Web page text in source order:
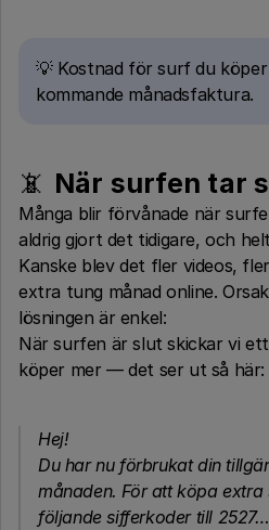
💡 Kostnad för surf du köper
kommande månadsfaktura.
📵 När surfen tar
Många blir förvånade när
aldrig gjort det tidigare, och
Kanske blev det fler videos,
extra tung månad online.
lösningen är enkel:
När surfen är slut skickar vi
köper mer — det ser ut så här:
Hej!
Du har nu förbrukat din
månaden. För att köpa extra
följande sifferkoder till